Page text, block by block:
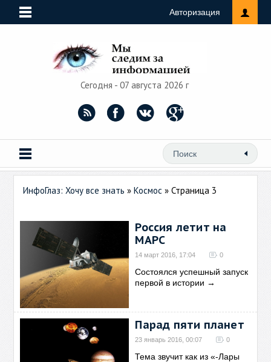
Авторизация
Сегодня - 07 августа 2026 г
ИнфоГлаз: Хочу все знать »Космос » Страница 3
Россия летит на
МАРС
14 март 2016, 17:04 0
Состоялся успешный запуск
первой в истории →
Парад пяти планет
23 январь 2016, 00:07 0
Тема звучит как из «-Лары